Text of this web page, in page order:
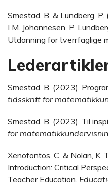
Smestad, B. & Lundberg, P.
I M. Johannesen, P.
Utdanning for tverrfaglige
Smestad, B. (2023).
tidsskrift for
Smestad, B. (2023). Til
for
Xenofontos, C. & Nolan, K.
Introduction: Critical
Teacher Education.